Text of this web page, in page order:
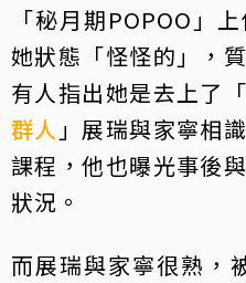
「秘月期POPOO」
她狀態「怪怪的」，
有人指出她是去上了
群人 」展瑞與家寧相
課程，他也曝光事後
狀況。
而展瑞與家寧很熟，